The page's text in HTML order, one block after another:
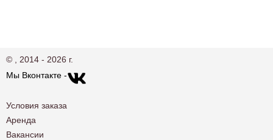
© , 2014 - 2026 г.
Мы Вконтакте -
Условия заказа
Аренда
Вакансии